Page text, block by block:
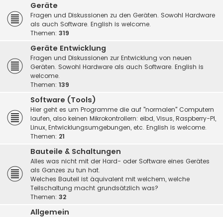
Geräte
Fragen und Diskussionen zu den Geräten. Sowohl Hardware
als auch Software. English is welcome.
Themen: 319
Geräte Entwicklung
Fragen und Diskussionen zur Entwicklung von neuen
Geräten. Sowohl Hardware als auch Software. English is
welcome.
Themen: 139
Software (Tools)
Hier geht es um Programme die auf "normalen" Computern
laufen, also keinen Mikrokontrollern: eibd, Visus, Raspberry-PI,
Linux, Entwicklungsumgebungen, etc. English is welcome.
Themen: 21
Bauteile & Schaltungen
Alles was nicht mit der Hard- oder Software eines Gerätes
als Ganzes zu tun hat.
Welches Bauteil ist äquivalent mit welchem, welche
Teilschaltung macht grundsätzlich was?
Themen: 32
Allgemein